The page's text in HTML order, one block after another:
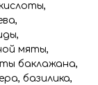
мяты,
баклажана,
базилика,